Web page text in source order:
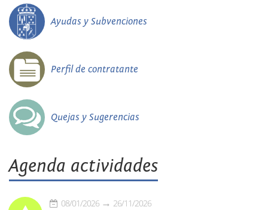
Ayudas y Subvenciones
Perfil de contratante
Quejas y Sugerencias
Agenda actividades
08/01/2026 26/11/2026